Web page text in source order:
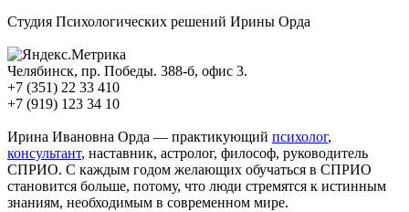
Студия Психологических решений Ирины Орда
Челябинск, пр. Победы. 388-б, офис 3.
+7 (351) 22 33 410
+7 (919) 123 34 10
Ирина Ивановна Орда — практикующий психолог,
консультант, наставник, астролог, философ, руководитель
СПРИО. С каждым годом желающих обучаться в СПРИО
становится больше, потому, что люди стремятся к истинным
знаниям, необходимым в современном мире.